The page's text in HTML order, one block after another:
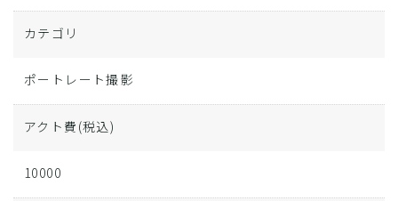
カテゴリ
ポートレート撮影
アクト費 (税込)
10000